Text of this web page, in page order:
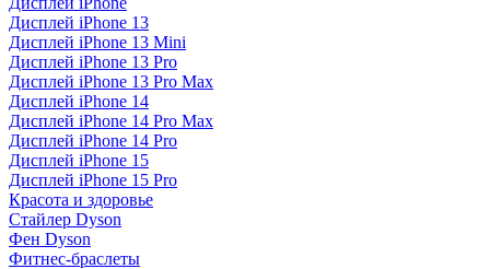
Дисплей iPhone 13
Дисплей iPhone 13 Mini
Дисплей iPhone 13 Pro
Дисплей iPhone 13 Pro Max
Дисплей iPhone 14
Дисплей iPhone 14 Pro Max
Дисплей iPhone 14 Pro
Дисплей iPhone 15
Дисплей iPhone 15 Pro
Красота и здоровье
Стайлер Dyson
Фен Dyson
Фитнес-браслеты